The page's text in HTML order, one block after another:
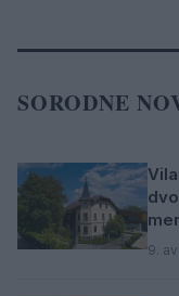
SORODNE
9.